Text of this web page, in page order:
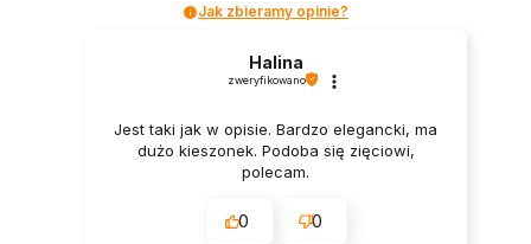
Jak zbieramy opinie?
Halina
zweryfikowano
Jest taki jak w opisie. Bardzo elegancki, ma
dużo kieszonek. Podoba się zięciowi,
polecam.
0 0